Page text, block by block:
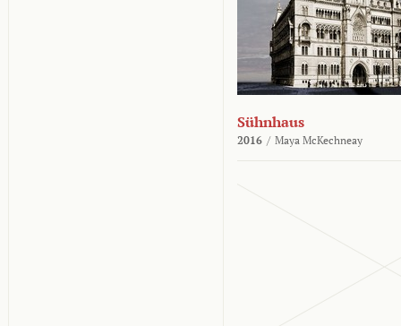
Sühnhaus
2016 / Maya McKechneay